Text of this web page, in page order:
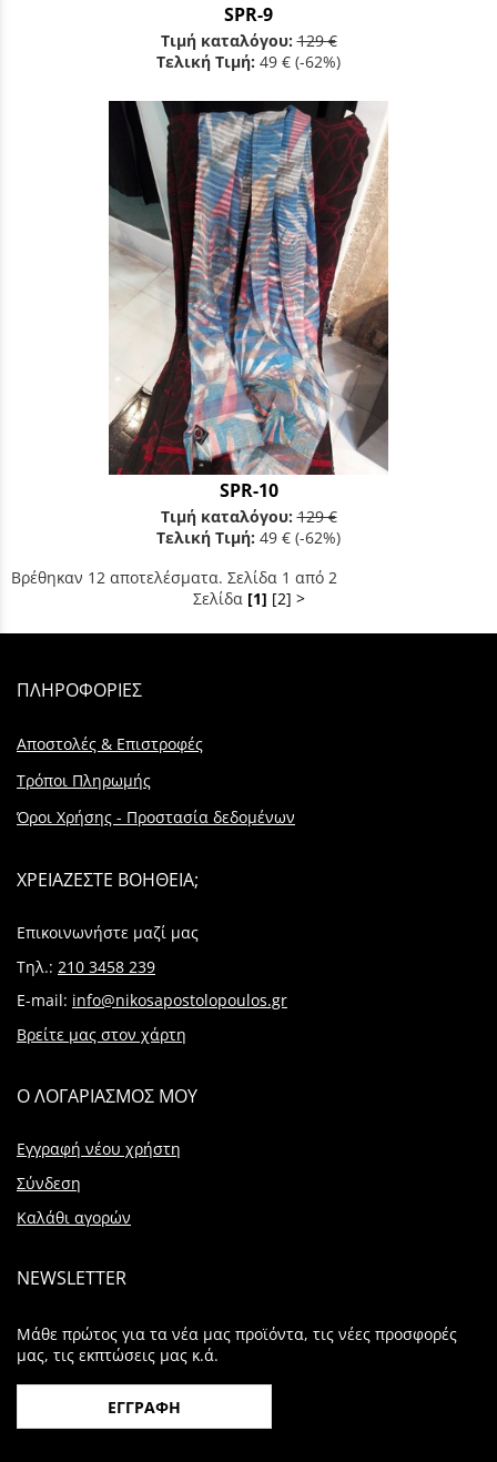
SPR-9
Τιμή καταλόγου: 129 €
Τελική Τιμή: 49 € (-62%)
SPR-10
Τιμή καταλόγου: 129 €
Τελική Τιμή: 49 € (-62%)
Βρέθηκαν 12 αποτελέσματα. Σελίδα 1 από 2
Σελίδα [1] [2] >
ΠΛΗΡΟΦΟΡΙΕΣ
Αποστολές & Επιστροφές
Τρόποι Πληρωμής
Όροι Χρήσης - Προστασία δεδομένων
ΧΡΕΙΑΖΕΣΤΕ ΒΟΗΘΕΙΑ;
Επικοινωνήστε μαζί μας
Τηλ.: 210 3458 239
E-mail: info@nikosapostolopoulos.gr
Βρείτε μας στον χάρτη
Ο ΛΟΓΑΡΙΑΣΜΟΣ ΜΟΥ
Εγγραφή νέου χρήστη
Σύνδεση
Καλάθι αγορών
NEWSLETTER
Μάθε πρώτος για τα νέα μας προϊόντα, τις νέες προσφορές
μας, τις εκπτώσεις μας κ.ά.
ΕΓΓΡΑΦΗ